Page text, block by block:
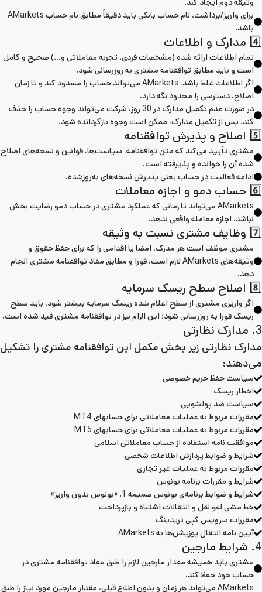
وثیقه دوم ایجاد کند.
برای واریز/برداشت، نام حساب بانکی باید دقیقاً مطابق نام حساب AMarkets
باشد.
4️⃣ مدارک و اطلاعات
تمام اطلاعات ارائه شده (مشخصات فردی، تجربه معاملاتی و…) صحیح و کامل
است و باید مطابق توافقنامه مشتری به روزرسانی شود.
اگر اطلاعات غلط باشد، AMarkets می‌تواند حساب را مسدود کند و تا زمان
اصلاح، دسترسی را محدود نگه دارد.
در صورت عدم تکمیل مدارک در 30 روز، شرکت می‌تواند وجوه حساب را حذف
کند. پس از تکمیل مدارک، ممکن است وجوه بازگردانده شود.
5️⃣ اصلاح و پذیرش توافقنامه
مشتری تأیید می‌کند که متن توافقنامه، سیاست‌ها، قوانین و نسخه‌های اصلاح
شده آن را خوانده و پذیرفته است.
ادامه فعالیت در حساب یعنی پذیرش نسخه‌های به‌روزشده.
6️⃣ حساب دمو و اجازه معاملات
AMarkets می‌تواند تا زمانی که عملکرد مشتری در حساب دمو رضایت بخش
نباشد، اجازه معامله واقعی ندهد.
7️⃣ وظایف مشتری نسبت به وثیقه
مشتری موظف است هر مدرک، امضا یا اقدامی را که برای حفظ حقوق و
وثیقه‌های AMarkets لازم است، فورا و مطابق مفاد توافقنامه مشتری انجام
دهد.
8️⃣ اصلاح سطح ریسک سرمایه
اگر واریزی مشتری از سطح اعلام شده ریسک سرمایه بیشتر شود، باید سطح
ریسک فورا به روزرسانی شود؛ این الزام نیز در توافقنامه مشتری قید شده است.
3. مدارک نظارتی
مدارک نظارتی زیر بخش مکمل این توافقنامه مشتری را تشکیل
می‌دهند:
سیاست حفظ حریم خصوصی
اخطار ریسک
سیاست ضد پولشویی
مقررات مربوط به عملیات معاملاتی برای حسابهای MT4
مقررات مربوط به عملیات معاملاتی برای حسابهای MT5
موافقت نامه استفاده از حساب معاملاتی اسلامی
شرایط و ضوابط پردازش اطلاعات‌ شخصی
مقررات مربوط به عملیات غیر تجاری
شرایط و مقررات برنامه بونوس
شرایط و ضوابط برنامه‌ی بونوس ضمیمه 1. «بونوس بدون واریز»
خط مشی لغو نقل و انتقالات اشتباه و بازپرداخت
مقررات سرویس کپی تریدینگ
آیین نامه انتقال پوزیشن‌ها به AMarkets
4. شرایط مارجین
مشتری باید همیشه مقدار مارجین لازم را طبق مفاد توافقنامه مشتری در
حساب خود حفظ کند.
AMarkets می‌تواند هر زمان و بدون اطلاع قبلی، مقدار مارجین مورد نیاز را طبق